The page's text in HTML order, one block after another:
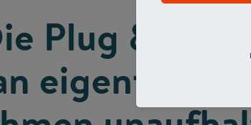
Plug
eigentlich